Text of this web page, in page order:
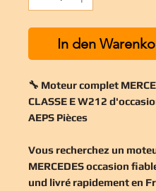
In den
🔧 Moteur complet
CLASSE E W212
AEPS Pièces
Vous recherchez un
MERCEDES occasion
und livré rapidement en